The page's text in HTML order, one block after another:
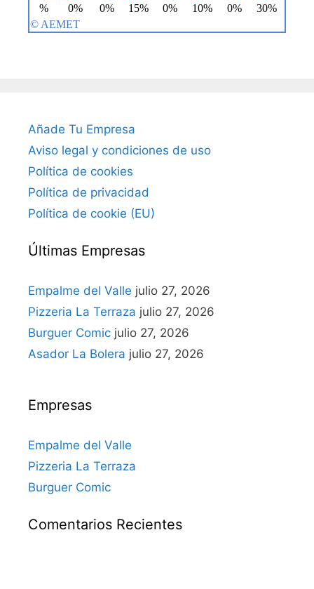
Añade Tu Empresa
Aviso legal y condiciones de uso
Política de cookies
Política de privacidad
Política de cookie (EU)
Últimas Empresas
Empalme del Valle julio 27, 2026
Pizzeria La Terraza julio 27, 2026
Burguer Comic julio 27, 2026
Asador La Bolera julio 27, 2026
Empresas
Empalme del Valle
Pizzeria La Terraza
Burguer Comic
Comentarios Recientes